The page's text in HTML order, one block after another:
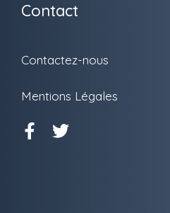
Contact
Contactez-nous
Mentions Légales